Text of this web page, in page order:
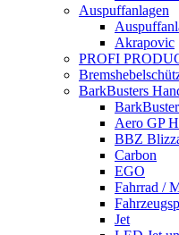
Auspuffanlagen
Akrapovic
PROFI
BarkBusters
Aero GP
BBZ
Carbon
EGO
Fahrrad /
Jet